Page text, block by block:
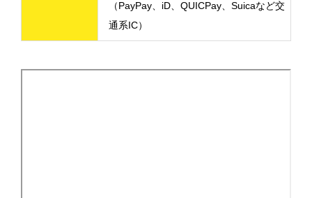
（PayPay、iD、QUICPay、Suicaなど交
通系IC）